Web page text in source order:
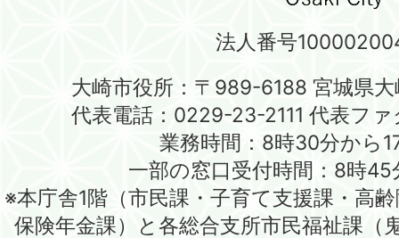
法人番号
大崎市役所：〒989-6188 宮城県大
代表電話：0229-23-2111 代表フ
業務時間：8時30分から
一部の窓口受付時間：8時
※本庁舎1階（市民課・子育て支援課・高
保険年金課）と各総合支所市民福祉課（